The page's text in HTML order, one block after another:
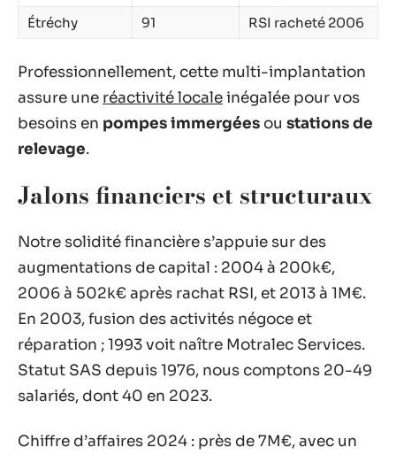
Étréchy
91 RSI racheté 2006
Professionnellement, cette multi-implantation
assure une réactivité localeinégalée pour vos
besoins en pompes immergées ou stations de
relevage.
Jalons financiers et structuraux
Notre solidité financière s’appuie sur des
augmentations de capital : 2004 à 200k€,
2006 à 502k€ après rachat RSI, et 2013 à 1M€.
En 2003, fusion des activités négoce et
réparation ; 1993 voit naître Motralec Services.
Statut SAS depuis 1976, nous comptons 20-49
salariés, dont 40 en 2023.
Chiffre d’affaires 2024 : près de 7M€, avec un